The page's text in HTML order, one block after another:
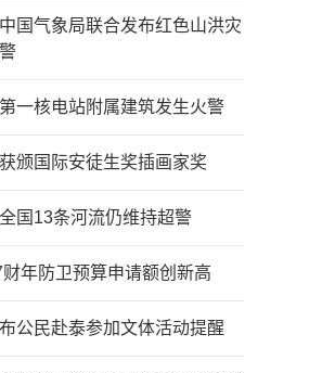
国气象局联合发布红色山洪灾
一核电站附属建筑发生火警
颁国际安徒生奖插画家奖
国13条河流仍维持超警
财年防卫预算申请额创新高
公民赴泰参加文体活动提醒